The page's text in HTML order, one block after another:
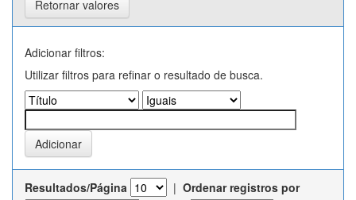
Retornar valores
Adicionar filtros:
Utilizar filtros para refinar o resultado de busca.
Resultados/Página | Ordenar registros por